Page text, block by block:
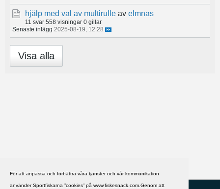
För att anpassa och förbättra våra tjänster och vår kommunikation
använder Sportfiskarna ”cookies” på www.fiskesnack.com.Genom att
hjälp med val av multirulle av elmnas
11 svar 558 visningar 0 gillar
Senaste inlägg 2025-08-19, 12:28
Visa alla